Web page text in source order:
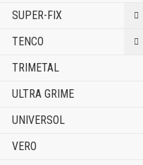
SUPER-FIX
TENCO
TRIMETAL
ULTRA GRIME
UNIVERSOL
VERO